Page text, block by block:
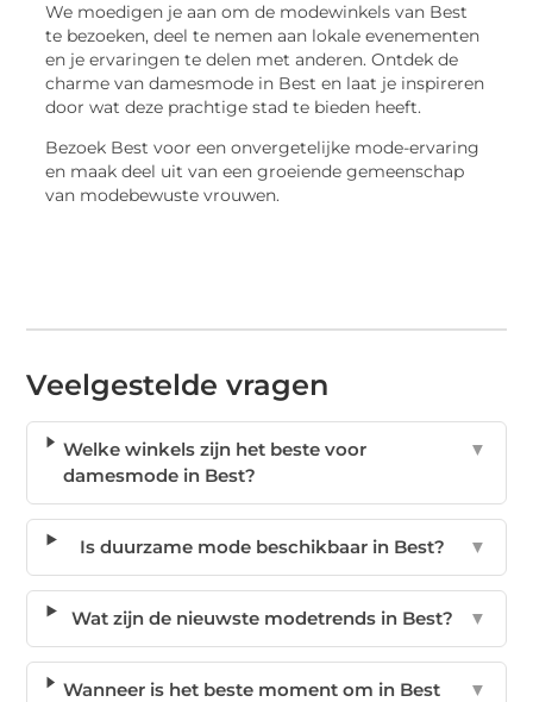
We moedigen je aan om de modewinkels van Best
te bezoeken, deel te nemen aan lokale evenementen
en je ervaringen te delen met anderen. Ontdek de
charme van damesmode in Best en laat je inspireren
door wat deze prachtige stad te bieden heeft.
Bezoek Best voor een onvergetelijke mode-ervaring
en maak deel uit van een groeiende gemeenschap
van modebewuste vrouwen.
Veelgestelde vragen
Welke winkels zijn het beste voor
damesmode in Best?
▼
Is duurzame mode beschikbaar in Best? ▼
Wat zijn de nieuwste modetrends in Best? ▼
Wanneer is het beste moment om in Best
▼